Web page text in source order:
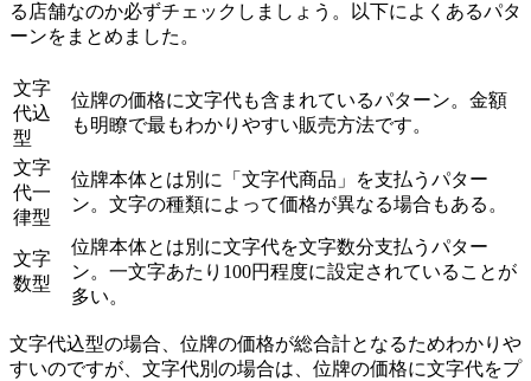
る店舗なのか必ずチェックしましょう。以下によくあるパタ
ーンをまとめました。
文字
代込
型
位牌の価格に文字代も含まれているパターン。金額
も明瞭で最もわかりやすい販売方法です。
文字
代一
律型
位牌本体とは別に「文字代商品」を支払うパター
ン。文字の種類によって価格が異なる場合もある。
文字
数型
位牌本体とは別に文字代を文字数分支払うパター
ン。一文字あたり100円程度に設定されていることが
多い。
文字代込型の場合、位牌の価格が総合計となるためわかりや
すいのですが、文字代別の場合は、位牌の価格に文字代をプ